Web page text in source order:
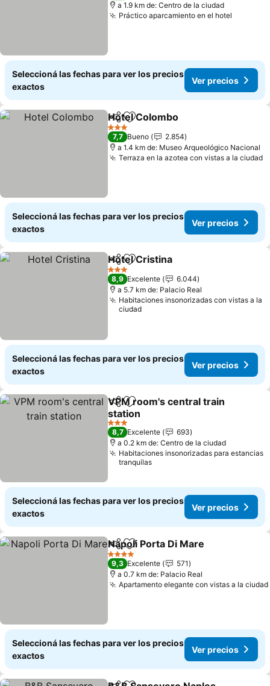
a 1.9 km de: Centro de la ciudad
Práctico aparcamiento en el hotel
Seleccioná las fechas para ver los precios
exactos
Ver precios
CompartirAñadir a favoritos
Hotel Colombo
3 Estrellas
7,7 Bueno
2.854
a 1.4 km de: Museo Arqueológico Nacional
Terraza en la azotea con vistas a la ciudad
Seleccioná las fechas para ver los precios
exactos
Ver precios
CompartirAñadir a favoritos
Hotel Cristina
3 Estrellas
8,9 Excelente
6.044
a 5.7 km de: Palacio Real
Habitaciones insonorizadas con vistas a la
ciudad
Seleccioná las fechas para ver los precios
exactos
Ver precios
CompartirAñadir a favoritos
VPM room's central train
station
Ver precios
3 Estrellas
8,7 Excelente
693
a 0.2 km de: Centro de la ciudad
Habitaciones insonorizadas para estancias
tranquilas
Seleccioná las fechas para ver los precios
exactos
Ver precios
CompartirAñadir a favoritos
Napoli Porta Di Mare
4 Estrellas
9,3 Excelente
571
a 0.7 km de: Palacio Real
Apartamento elegante con vistas a la ciudad
Seleccioná las fechas para ver los precios
exactos
Ver precios